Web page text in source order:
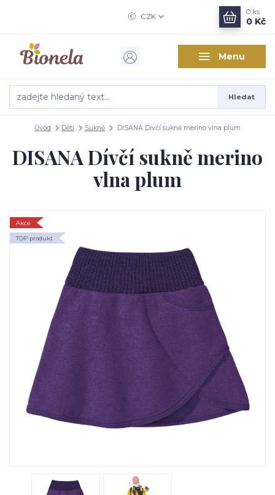
Menu
CZK
Hledat
0 ks
0 Kč
Úvod Děti Sukně DISANA Dívčí sukně merino vlna plum
DISANA Dívčí sukně merino
vlna plum
Akce
TOP produkt